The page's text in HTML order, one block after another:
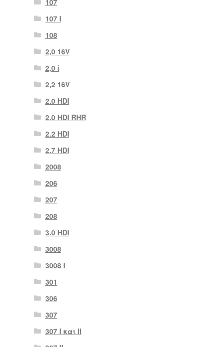
107
107 Ι
108
2,0 16V
2,0 i
2,2 16V
2.0 HDI
2.0 HDI RHR
2.2 HDI
2.7 HDI
2008
206
207
208
3.0 HDI
3008
3008 Ι
301
306
307
307 I και II